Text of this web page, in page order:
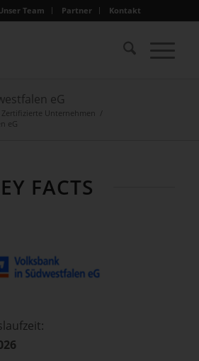
Team Partner Kontakt
eG
Zertifizierte Unternehmen /
eG
FACTS